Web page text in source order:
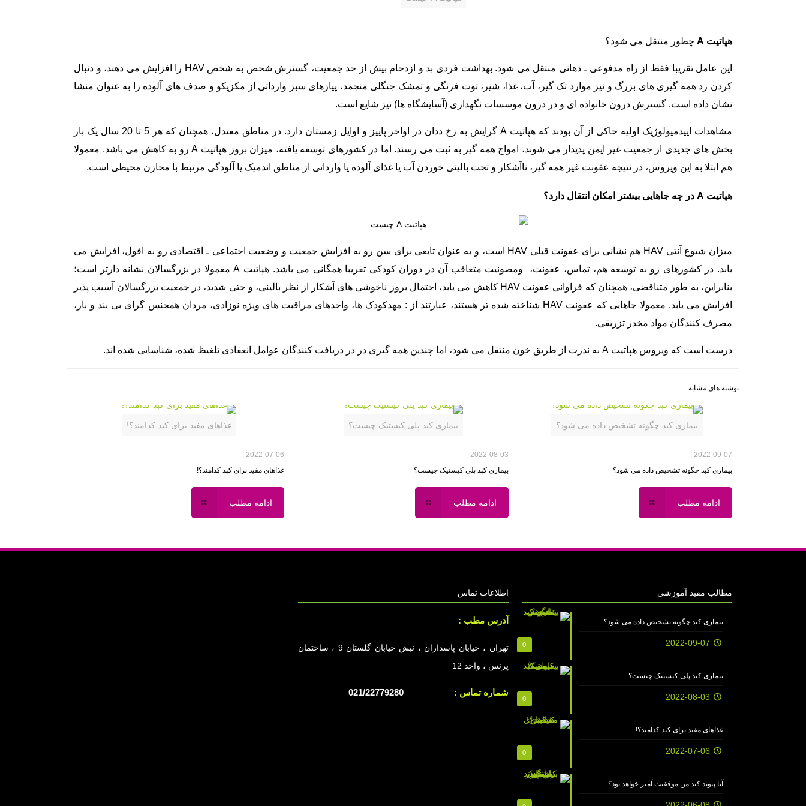
هپاتیت A چطور منتقل می شود؟
این عامل تقریبا فقط از راه مدفوعی ـ دهانی منتقل می شود. بهداشت فردی بد و ازدحام بیش از حد جمعیت، گسترش شخص به شخص HAV را افزایش می دهند، و دنبال
کردن رد همه گیری های بزرگ و نیز موارد تک گیر، آب، غذا، شیر، توت فرنگی و تمشک جنگلی منجمد، پیازهای سبز وارداتی از مکزیکو و صدف های آلوده را به عنوان منشا
نشان داده است. گسترش درون خانواده ای و در درون موسسات نگهداری (آسایشگاه ها) نیز شایع است.
مشاهدات اییدمیولوژیک اولیه حاکی از آن بودند که هپاتیت A گرایش به رخ ددان در اواخر پاییز و اوایل زمستان دارد. در مناطق معتدل، همچنان که هر 5 تا 20 سال یک بار
بخش های جدیدی از جمعیت غیر ایمن پدیدار می شوند، امواج همه گیر به ثبت می رسند. اما در کشورهای توسعه یافته، میزان بروز هپاتیت A رو به کاهش می باشد. معمولا
هم ابتلا به این ویروس، در نتیجه عفونت غیر همه گیر، ناآشکار و تحت بالینی خوردن آب یا غذای آلوده یا وارداتی از مناطق اندمیک یا آلودگی مرتبط با مخازن محیطی است.
هپاتیت A در چه جاهایی بیشتر امکان انتقال دارد؟
میزان شیوع آنتی HAV هم نشانی برای عفونت قبلی HAV است، و به عنوان تابعی برای سن رو به افزایش جمعیت و وضعیت اجتماعی ـ اقتصادی رو به افول، افزایش می
یابد. در کشورهای رو به توسعه هم، تماس، عفونت، ومصونیت متعاقب آن در دوران کودکی تقریبا همگانی می باشد. هپاتیت A معمولا در بزرگسالان نشانه دارتر است؛
بنابراین، به طور متناقضی، همچنان که فراوانی عفونت HAV کاهش می یابد، احتمال بروز ناخوشی های آشکار از نظر بالینی، و حتی شدید، در جمعیت بزرگسالان آسیب پذیر
افزایش می یابد. معمولا جاهایی که عفونت HAV شناخته شده تر هستند، عبارتند از : مهدکودک ها، واحدهای مراقبت های ویژه نوزادی، مردان همجنس گرای بی بند و بار،
مصرف کنندگان مواد مخدر تزریقی.
درست است که ویروس هپاتیت A به ندرت از طریق خون منتقل می شود، اما چندین همه گیری در در دریافت کنندگان عوامل انعقادی تلغیظ شده، شناسایی شده اند.
نوشته های مشابه
بیماری کبد چگونه تشخیص داده می شود؟
2022-09-07
بیماری کبد چگونه تشخیص داده می شود؟
ادامه مطلب
بیماری کبد پلی کیستیک چیست؟
2022-08-03
بیماری کبد پلی کیستیک چیست؟
ادامه مطلب
غذاهای مفید برای کبد کدامند؟!
2022-07-06
غذاهای مفید برای کبد کدامند؟!
ادامه مطلب
مطالب مفید آموزشی
0
بیماری کبد چگونه تشخیص داده می شود؟
2022-09-07
0
بیماری کبد پلی کیستیک چیست؟
2022-08-03
0
غذاهای مفید برای کبد کدامند؟!
2022-07-06
آیا پیوند کبد من موفقیت آمیز خواهد بود؟
اطلاعات تماس
آدرس مطب :
تهران ، خیابان پاسداران ، نبش خیابان گلستان 9 ، ساختمان
پرنس ، واحد 12
شماره تماس : 021/22779280